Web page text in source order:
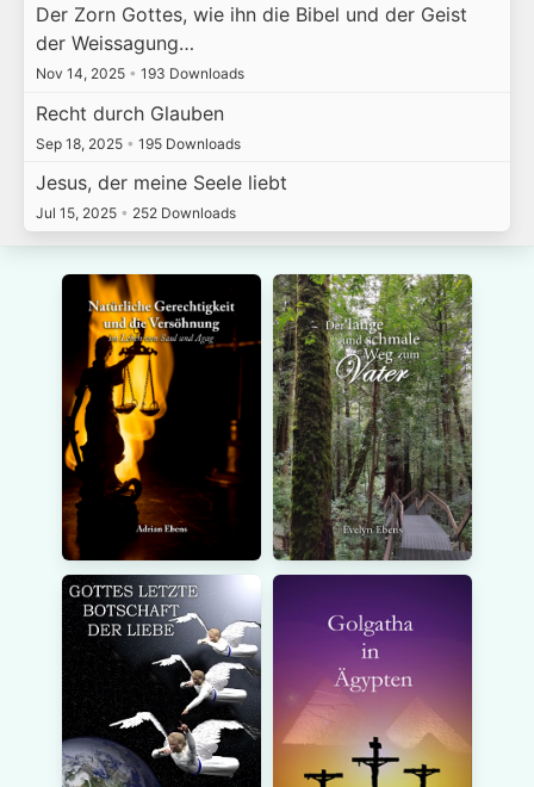
Der Zorn Gottes, wie ihn die Bibel und der Geist
der Weissagung…
Nov 14, 2025 • 193 Downloads
Recht durch Glauben
Sep 18, 2025 • 195 Downloads
Jesus, der meine Seele liebt
Jul 15, 2025 • 252 Downloads